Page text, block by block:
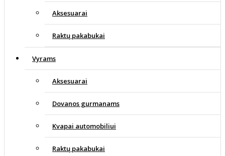
Aksesuarai
Raktų pakabukai
Vyrams
Aksesuarai
Dovanos gurmanams
Kvapai automobiliui
Raktų pakabukai